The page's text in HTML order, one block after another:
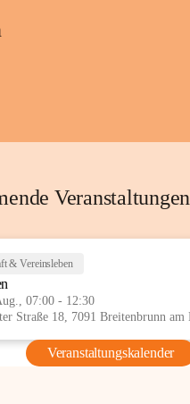
Veranstaltungen
& Vereinsleben
07:00 - 12:30
Veranstaltungskalender